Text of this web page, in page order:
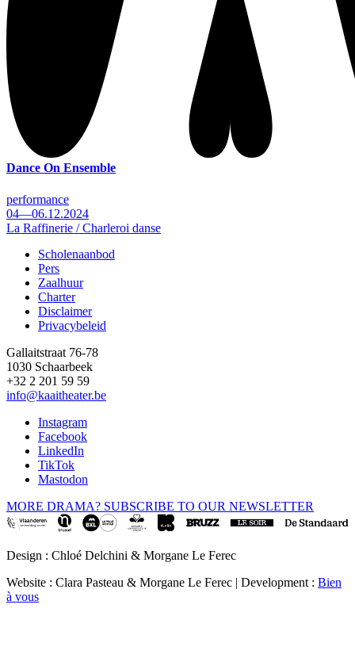
Dance On Ensemble
performance
04—06.12.2024
La Raffinerie / Charleroi danse
Footer
Scholenaanbod
Pers
Zaalhuur
Charter
Disclaimer
Privacybeleid
Gallaitstraat 76-78
1030 Schaarbeek
+32 2 201 59 59
info@kaaitheater.be
Instagram
Facebook
LinkedIn
TikTok
Mastodon
MORE DRAMA? SUBSCRIBE TO OUR NEWSLETTER
Design : Chloé Delchini & Morgane Le Ferec
Website : Clara Pasteau & Morgane Le Ferec | Development : Bien
à vous